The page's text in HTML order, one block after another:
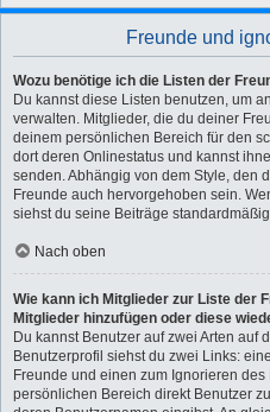
Freunde und
Wozu benötige ich die Listen der
Du kannst diese Listen benutzen, um
verwalten. Mitglieder, die du deiner
deinem persönlichen Bereich für den
dort deren Onlinestatus und kannst
senden. Abhängig von dem Style, den
Freunde auch hervorgehoben sein.
siehst du seine Beiträge standardmäßig
Nach oben
Wie kann ich Mitglieder zur Liste der
Mitglieder hinzufügen oder diese
Du kannst Benutzer auf zwei Arten auf
Benutzerprofil siehst du zwei Links:
Freunde und einen zum Ignorieren
persönlichen Bereich direkt Benutzer